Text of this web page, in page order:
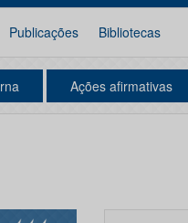
Publicações Bibliotecas
Ações afirmativas